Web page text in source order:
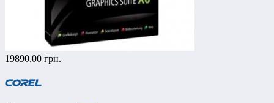
19890.00 грн.